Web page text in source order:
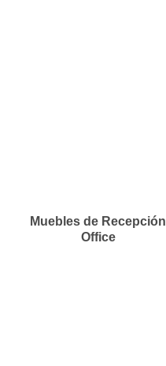
Muebles de Recepción
Office